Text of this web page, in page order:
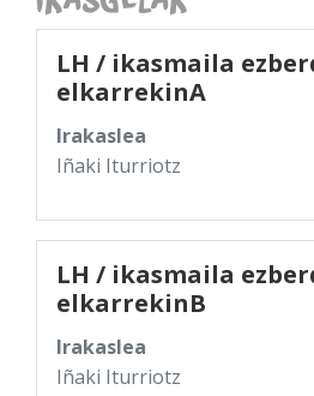
LH / ikasmaila
elkarrekinA
Irakaslea
Iñaki Iturriotz
LH / ikasmaila
elkarrekinB
Irakaslea
Iñaki Iturriotz